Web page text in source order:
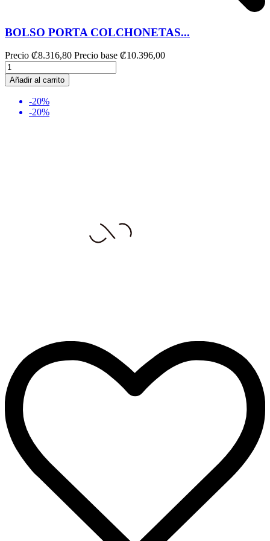
BOLSO PORTA COLCHONETAS...
Precio ₡8.316,80 Precio base ₡10.396,00
Añadir al carrito
-20%
-20%